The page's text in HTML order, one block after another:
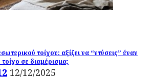
τοίχου: αξίζει να “ντύσεις” έναν
σε διαμέρισμα;
12/12/2025